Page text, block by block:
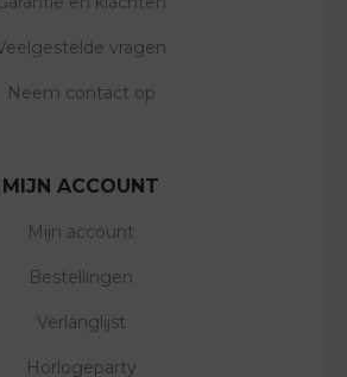
vragen
Neem contact op
MIJN ACCOUNT
Mijn account
Bestellingen
Verlanglijst
Horlogeparty